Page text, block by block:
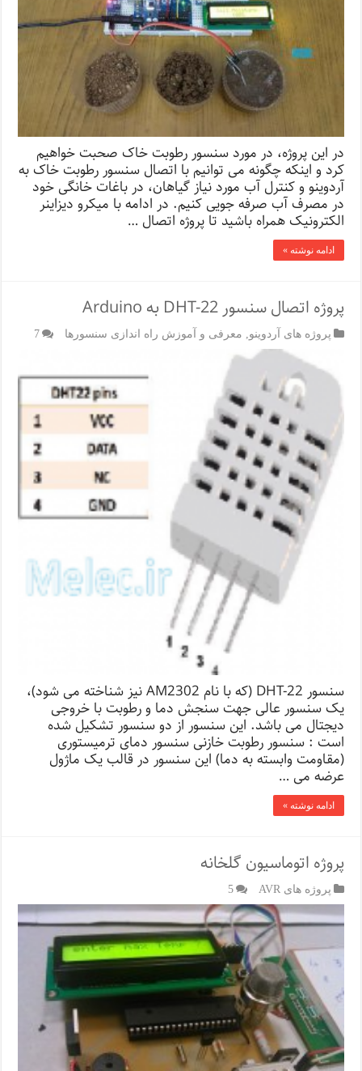
در این پروژه، در مورد سنسور رطوبت خاک صحبت خواهیم
کرد و اینکه چگونه می توانیم با اتصال سنسور رطوبت خاک به
آردوینو و کنترل آب مورد نیاز گیاهان، در باغات خانگی خود
در مصرف آب صرفه جویی کنیم. در ادامه با میکرو دیزاینر
الکترونیک همراه باشید تا پروژه اتصال …
ادامه نوشته »
پروژه اتصال سنسور DHT-22 به Arduino
پروژه های آردوینو معرفی و آموزش راه اندازی سنسورها 7
سنسور DHT-22 (که با نام AM2302 نیز شناخته می شود)،
یک سنسور عالی جهت سنجش دما و رطوبت با خروجی
دیجتال می باشد. این سنسور از دو سنسور تشکیل شده
است : سنسور رطوبت خازنی سنسور دمای ترمیستوری
(مقاومت وابسته به دما) این سنسور در قالب یک ماژول
عرضه می …
ادامه نوشته »
پروژه اتوماسیون گلخانه
پروژه های AVR 5